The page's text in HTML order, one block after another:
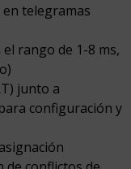
telegramas
rango de 1-8 ms,
junto a
configuración y